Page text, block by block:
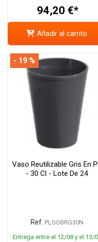
94,20 €*
Añadir al carrito
Vaso Reutilizable Gris En
- 30 Cl - Lote De 24
Ref. PLGOBRG30N
Entrega entre el 12/08 y el 13/
- 19 %